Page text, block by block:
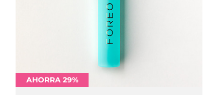
AHORRA 29%